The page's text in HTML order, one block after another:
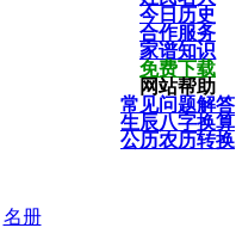
今日历史
合作服务
家谱知识
免费下载
网站帮助
常见问题解答
生辰八字换算
公历农历转换
名册